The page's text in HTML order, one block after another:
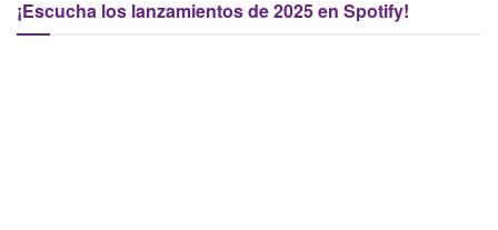
¡Escucha los lanzamientos de 2025 en Spotify!